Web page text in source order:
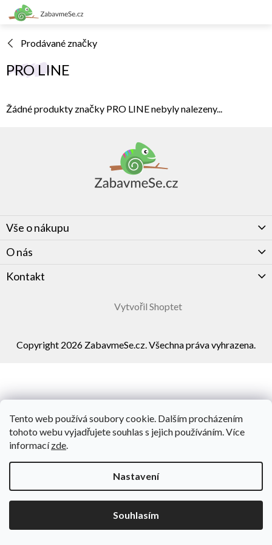
Tento web používá soubory cookie. Dalším procházením
tohoto webu vyjadřujete souhlas s jejich používáním. Více
informacízde.
Nastavení
Souhlasím
Přejít
na
Prodávané značky
PRO LINE
Žádné produkty značky PRO LINEnebyly nalezeny...
Vše o nákupu
O nás
Kontakt
Vytvořil Shoptet
Copyright 2026 ZabavmeSe.cz. Všechna práva vyhrazena.